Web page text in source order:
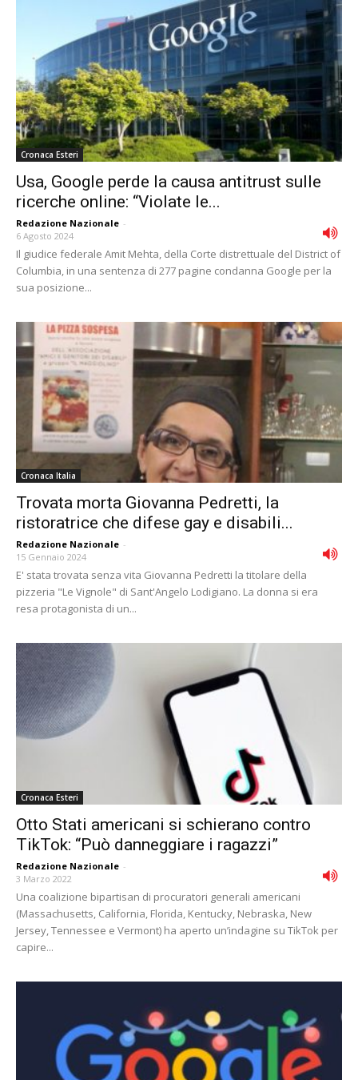
Cronaca Esteri
Usa, Google perde la causa antitrust sulle
ricerche online: “Violate le...
Redazione Nazionale -
6 Agosto 2024
Il giudice federale Amit Mehta, della Corte distrettuale del District of
Columbia, in una sentenza di 277 pagine condanna Google per la
sua posizione...
Cronaca Italia
Trovata morta Giovanna Pedretti, la
ristoratrice che difese gay e disabili...
Redazione Nazionale -
15 Gennaio 2024
E' stata trovata senza vita Giovanna Pedretti la titolare della
pizzeria "Le Vignole" di Sant'Angelo Lodigiano. La donna si era
resa protagonista di un...
Cronaca Esteri
Otto Stati americani si schierano contro
TikTok: “Può danneggiare i ragazzi”
Redazione Nazionale -
3 Marzo 2022
Una coalizione bipartisan di procuratori generali americani
(Massachusetts, California, Florida, Kentucky, Nebraska, New
Jersey, Tennessee e Vermont) ha aperto un’indagine su TikTok per
capire...